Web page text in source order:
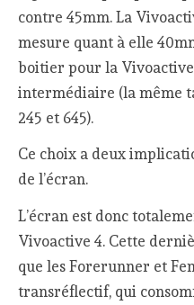
contre 45mm. La
mesure quant à elle
boitier pour la
intermédiaire (la même
245 et 645).
Ce choix a deux
de l’écran.
L’écran est donc
Vivoactive 4. Cette
que les Forerunner et
transréflectif, qui